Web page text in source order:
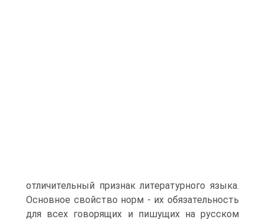
отличительный признак литературного языка.
Основное свойство норм - их обязательность
для всех говорящих и пишущих на русском